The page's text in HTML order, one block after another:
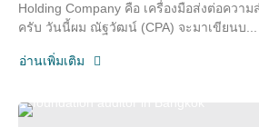
Holding Company คือ เครื่องมือส่งต่อความ
ครับ วันนี้ผม ณัฐวัฒน์ (CPA) จะมาเขียนบ...
อ่านเพิ่มเติม